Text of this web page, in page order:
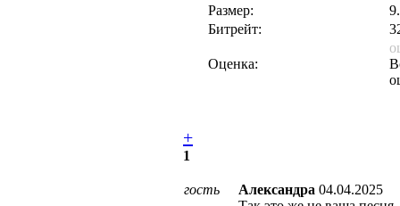
Размер:
Битрейт:
Оценка:
+
1
гость Александра 04.04.2025